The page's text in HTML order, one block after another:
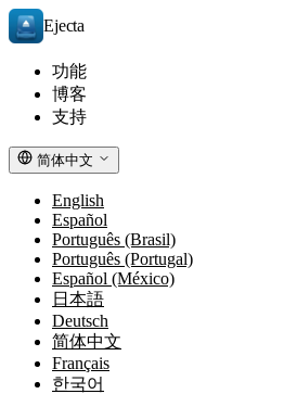
Ejecta
功能
博客
支持
简体中文
English
Español
Português (Brasil)
Português (Portugal)
Español (México)
日本語
Deutsch
简体中文
Français
한국어